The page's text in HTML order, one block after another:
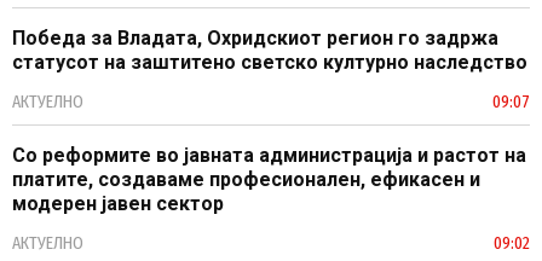
Победа за Владата, Охридскиот регион го задржа
статусот на заштитено светско културно наследство
АКТУЕЛНО 09:07
Со реформите во јавната администрација и растот на
платите, создаваме професионален, ефикасен и
модерен јавен сектор
АКТУЕЛНО 09:02